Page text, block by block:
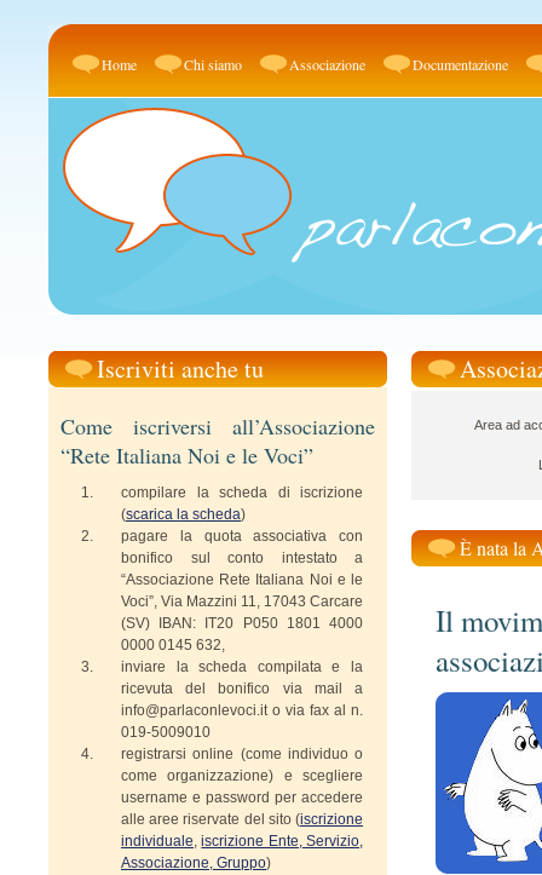
Home Chi siamo Associazione Documentazione
Area ad
È nata la
Il
Iscriviti anche tu
Come iscriversi all’Associazione
“Rete Italiana Noi e le Voci”
compilare la scheda di iscrizione
(scarica la scheda)
pagare la quota associativa con
bonifico sul conto intestato a
“Associazione Rete Italiana Noi e le
Voci”, Via Mazzini 11, 17043 Carcare
(SV) IBAN: IT20 P050 1801 4000
0000 0145 632,
inviare la scheda compilata e la
ricevuta del bonifico via mail a
info@parlaconlevoci.it o via fax al n.
019-5009010
registrarsi online (come individuo o
come organizzazione) e scegliere
username e password per accedere
alle aree riservate del sito (iscrizione
individuale,iscrizione Ente, Servizio,
Associazione, Gruppo)